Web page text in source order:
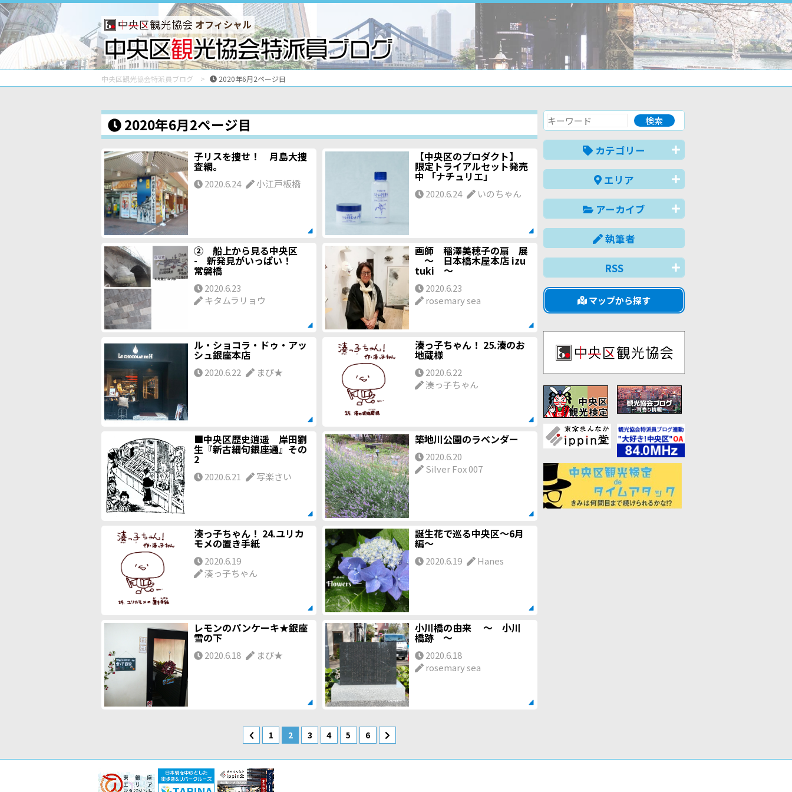
オフィシャル
中央区観光協会特派員ブログ 2020年6月2ページ目
2020年6月2ページ目
子リスを捜せ！ 月島大捜
査網。
2020.6.24 小江戸板橋
【中央区のプロダクト】
限定トライアルセット発売
中 「ナチュリエ」
2020.6.24 いのちゃん
② 船上から見る中央区
- 新発見がいっぱい！
常磐橋
2020.6.23
キタムラリョウ
画師 稲澤美穂子の扇 展
～ 日本橋木屋本店 izu
tuki ～
2020.6.23
rosemary sea
ル・ショコラ・ドゥ・アッ
シュ銀座本店
2020.6.22 まぴ★
湊っ子ちゃん！ 25.湊のお
地蔵様
2020.6.22
湊っ子ちゃん
■中央区歴史逍遥 岸田劉
生『新古細句銀座通』その
2
2020.6.21 写楽さい
築地川公園のラベンダー
2020.6.20
Silver Fox 007
湊っ子ちゃん！ 24.ユリカ
モメの置き手紙
2020.6.19
湊っ子ちゃん
誕生花で巡る中央区～6月
編～
2020.6.19 Hanes
レモンのパンケーキ★銀座
雪の下
2020.6.18 まぴ★
小川橋の由来 ～ 小川
橋跡 ～
2020.6.18
rosemary sea
1 2 3 4 5 6
カテゴリー
エリア
アーカイブ
執筆者
RSS
マップから探す